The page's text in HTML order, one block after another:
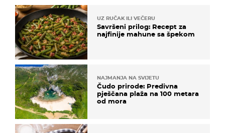
UZ RUČAK ILI VEČERU
Savršeni prilog: Recept za
najfinije mahune sa špekom
NAJMANJA NA SVIJETU
Čudo prirode: Predivna
pješčana plaža na 100 metara
od mora